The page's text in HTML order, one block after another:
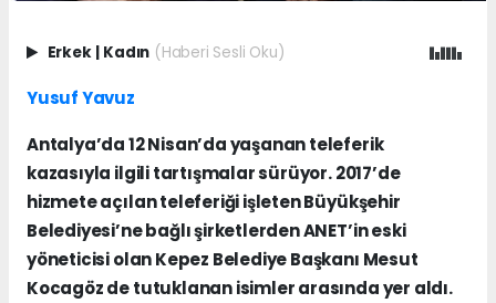
Erkek | Kadın (Haberi Sesli Oku)
Yusuf Yavuz
Antalya’da 12 Nisan’da yaşanan teleferik
kazasıyla ilgili tartışmalar sürüyor. 2017’de
hizmete açılan teleferiği işleten Büyükşehir
Belediyesi’ne bağlı şirketlerden ANET’in eski
yöneticisi olan Kepez Belediye Başkanı Mesut
Kocagöz de tutuklanan isimler arasında yer aldı.